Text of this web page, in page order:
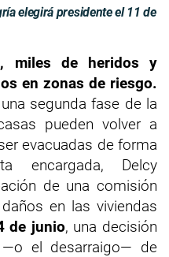
elegirá presidente el 11 de
miles de heridos y
en zonas de riesgo.
segunda fase de la
pueden volver a
evacuadas de forma
encargada, Delcy
de una comisión
en las viviendas
de junio, una decisión
el desarraigo— de